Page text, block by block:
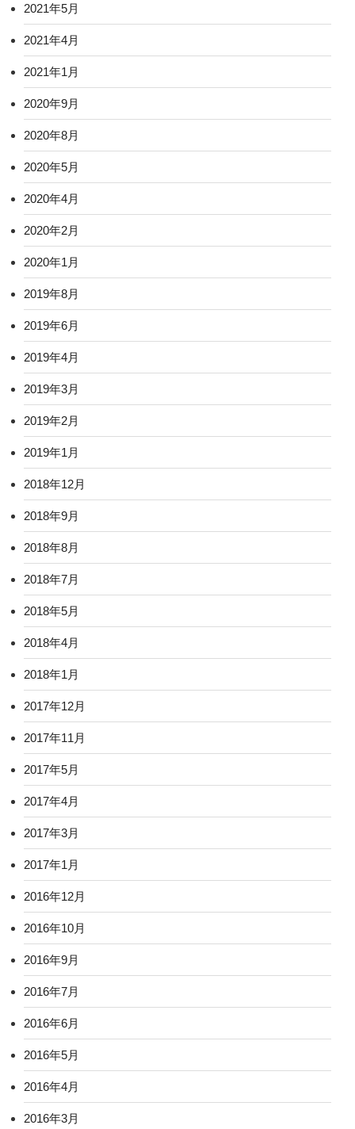
2021年5月
2021年4月
2021年1月
2020年9月
2020年8月
2020年5月
2020年4月
2020年2月
2020年1月
2019年8月
2019年6月
2019年4月
2019年3月
2019年2月
2019年1月
2018年12月
2018年9月
2018年8月
2018年7月
2018年5月
2018年4月
2018年1月
2017年12月
2017年11月
2017年5月
2017年4月
2017年3月
2017年1月
2016年12月
2016年10月
2016年9月
2016年7月
2016年6月
2016年5月
2016年4月
2016年3月